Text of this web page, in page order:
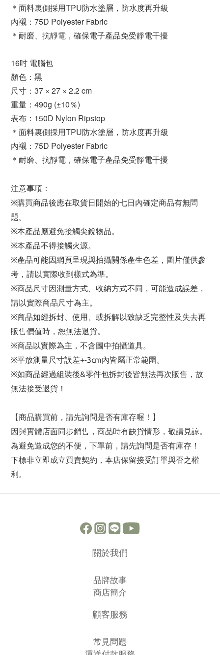
＊面料裏側採用TPU防水塗層，防水度再升級
內襯：75D Polyester Fabric
＊耐磨、抗靜電，確保電子產品免受靜電干擾
16吋 電腦包
顏色：黑
尺寸：37 × 27 × 2.2 cm
重量：490g (±10％)
表布：150D Nylon Ripstop
＊面料裏側採用TPU防水塗層，防水度再升級
內襯：75D Polyester Fabric
＊耐磨、抗靜電，確保電子產品免受靜電干擾
注意事項：
※購買商品後應在取貨日開始的七日內確定商品有無問
題。
※本產品應避免接觸尖銳物品。
※本產品不得接觸火源。
※產品可能因網頁呈現與拍攝關係產生色差，圖片僅供參
考，請以實際收到樣式為準。
※商品尺寸因測量方式、收納方式不同，可能造成誤差，
請以實際商品尺寸為主。
※商品如經拆封、使用、或拆解以致缺乏完整性及失去再
販售價值時，恕無法退貨。
※商品以實際為主，不含圖中拍攝道具。
※平放測量尺寸誤差+-3cm內皆屬正常範圍。
※如商品經過組裝後&零件包拆封後皆無法再次販售，故
無法接受退貨！
【商品購買前，請先詢問是否有庫存喔！】
因與實體店面同步銷售，商品時有缺貨情形，敬請見諒。
為避免造成您的不便，下單前，請先詢問是否有庫存！
下標非立即成立買賣契約，本店保留接受訂單與否之權
利。
關於我們
品牌故事
商店簡介
顧客服務
常見問題